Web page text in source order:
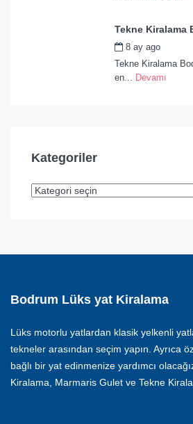
Tekne Kiralama
8 ay ago
Tekne Kiralama
en... Devamı
Kategoriler
Bodrum Lüks yat Kiralama
Lüks motorlu yatlardan klasik yelkenli
tekneler arasından seçim yapın. Ayrıca
bağlı bir yat edinmenize yardımcı
Kiralama, Marmaris Gulet ve Tekne